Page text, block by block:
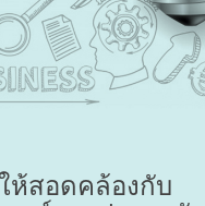
ห้สอดคล้องกับ